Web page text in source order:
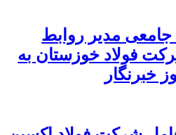
جامعی مدیر روابط
فولاد خوزستان به
خبرنگار